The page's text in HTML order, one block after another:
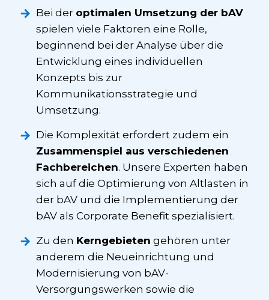
Bei der optimalen Umsetzung der bAV
spielen viele Faktoren eine Rolle,
beginnend bei der Analyse über die
Entwicklung eines individuellen
Konzepts bis zur
Kommunikationsstrategie und
Umsetzung.
Die Komplexität erfordert zudem ein
Zusammenspiel aus verschiedenen
Fachbereichen. Unsere Experten haben
sich auf die Optimierung von Altlasten in
der bAV und die Implementierung der
bAV als Corporate Benefit spezialisiert.
Zu den Kerngebieten gehören unter
anderem die Neueinrichtung und
Modernisierung von bAV-
Versorgungswerken sowie die